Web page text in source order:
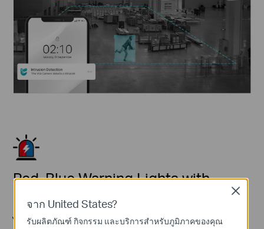
Red-Blue Warning Lights with
Stronger Deterrence
ไฟกะพริบสีแดง-น้ำเงินมีประสิทธิภาพมากกว่าไฟสีขาว
จาก United States?
รับผลิตภัณฑ์ กิจกรรม และบริการสำหรับภูมิภาคของคุณ
Close